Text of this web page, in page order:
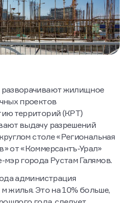
разворачивают жилищное
проектов
территорий (КРТ)
выдачу разрешений
столе «Региональная
от «Коммерсантъ-Урал»
мэр города Рустам Галямов.
администрация
жилья. Это на 10% больше,